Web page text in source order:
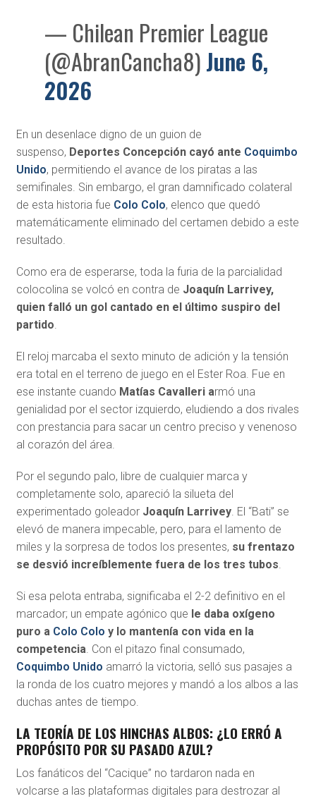
— Chilean Premier League
(@AbranCancha8)June 6,
2026
En un desenlace digno de un guion de
suspenso, Deportes Concepción cayó ante Coquimbo
Unido, permitiendo el avance de los piratas a las
semifinales. Sin embargo, el gran damnificado colateral
de esta historia fue Colo Colo, elenco que quedó
matemáticamente eliminado del certamen debido a este
resultado.
Como era de esperarse, toda la furia de la parcialidad
colocolina se volcó en contra de Joaquín Larrivey,
quien falló un gol cantado en el último suspiro del
partido.
El reloj marcaba el sexto minuto de adición y la tensión
era total en el terreno de juego en el Ester Roa. Fue en
ese instante cuando Matías Cavalleri armó una
genialidad por el sector izquierdo, eludiendo a dos rivales
con prestancia para sacar un centro preciso y venenoso
al corazón del área.
Por el segundo palo, libre de cualquier marca y
completamente solo, apareció la silueta del
experimentado goleador Joaquín Larrivey. El “Bati” se
elevó de manera impecable, pero, para el lamento de
miles y la sorpresa de todos los presentes, su frentazo
se desvió increíblemente fuera de los tres tubos.
Si esa pelota entraba, significaba el 2-2 definitivo en el
marcador; un empate agónico que le daba oxígeno
puro a Colo Colo y lo mantenía con vida en la
competencia. Con el pitazo final consumado,
Coquimbo Unido amarró la victoria, selló sus pasajes a
la ronda de los cuatro mejores y mandó a los albos a las
duchas antes de tiempo.
LA TEORÍA DE LOS HINCHAS ALBOS: ¿LO ERRÓ A
PROPÓSITO POR SU PASADO AZUL?
Los fanáticos del “Cacique” no tardaron nada en
volcarse a las plataformas digitales para destrozar al